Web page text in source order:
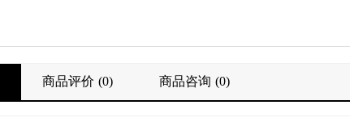
商品评价 (0) 商品咨询 (0)